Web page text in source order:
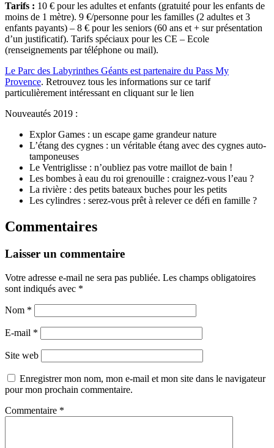
Tarifs : 10 € pour les adultes et enfants (gratuité pour les enfants de
moins de 1 mètre). 9 €/personne pour les familles (2 adultes et 3
enfants payants) – 8 € pour les seniors (60 ans et + sur présentation
d’un justificatif). Tarifs spéciaux pour les CE – Ecole
(renseignements par téléphone ou mail).
Le Parc des Labyrinthes Géants est partenaire du Pass My
Provence. Retrouvez tous les informations sur ce tarif
particulièrement intéressant en cliquant sur le lien
Nouveautés 2019 :
Explor Games : un escape game grandeur nature
L’étang des cygnes : un véritable étang avec des cygnes auto-
tamponeuses
Le Ventriglisse : n’oubliez pas votre maillot de bain !
Les bombes à eau du roi grenouille : craignez-vous l’eau ?
La rivière : des petits bateaux buches pour les petits
Les cylindres : serez-vous prêt à relever ce défi en famille ?
Commentaires
Laisser un commentaire
Votre adresse e-mail ne sera pas publiée. Les champs obligatoires
sont indiqués avec *
Nom *
E-mail *
Site web
Enregistrer mon nom, mon e-mail et mon site dans le navigateur
pour mon prochain commentaire.
Commentaire *